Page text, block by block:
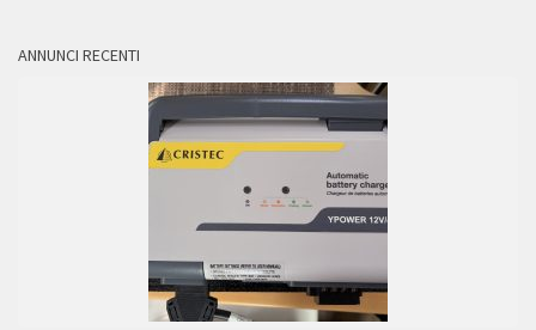
ANNUNCI RECENTI